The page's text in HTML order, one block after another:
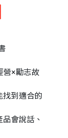
營×勵志故
找到適合的
會說話、